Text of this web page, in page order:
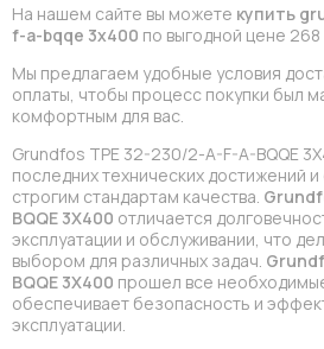
На нашем сайте вы можете купить
f-a-bqqe 3x400 по выгодной цене 268
Мы предлагаем удобные условия
оплаты, чтобы процесс покупки был
комфортным для вас.
Grundfos TPE 32-230/2-A-F-A-BQQE
последних технических достижений
строгим стандартам качества.
BQQE 3X400 отличается
эксплуатации и обслуживании, что
выбором для различных задач.
BQQE 3X400 прошел все
обеспечивает безопасность и
эксплуатации.